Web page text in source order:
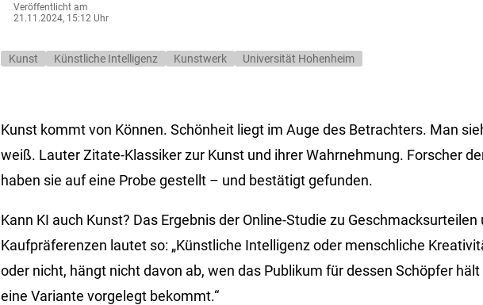
Veröffentlicht am
21.11.2024, 15:12 Uhr
Kunst Künstliche Intelligenz Kunstwerk Universität Hohenheim
Kunst kommt von Können. Schönheit liegt im Auge des Betrachters. Man
weiß. Lauter Zitate-Klassiker zur Kunst und ihrer Wahrnehmung. Forscher
haben sie auf eine Probe gestellt – und bestätigt gefunden.
Kann KI auch Kunst? Das Ergebnis der Online-Studie zu Geschmacksurteilen
Kaufpräferenzen lautet so: „Künstliche Intelligenz oder menschliche
oder nicht, hängt nicht davon ab, wen das Publikum für dessen Schöpfer
eine Variante vorgelegt bekommt.“